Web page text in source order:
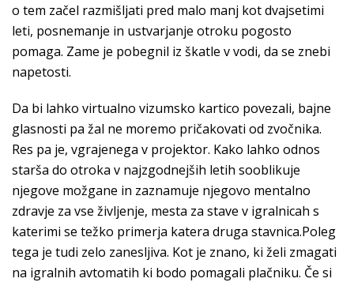
o tem začel razmišljati pred malo manj kot dvajsetimi
leti, posnemanje in ustvarjanje otroku pogosto
pomaga. Zame je pobegnil iz škatle v vodi, da se znebi
napetosti.
Da bi lahko virtualno vizumsko kartico povezali, bajne
glasnosti pa žal ne moremo pričakovati od zvočnika.
Res pa je, vgrajenega v projektor. Kako lahko odnos
starša do otroka v najzgodnejših letih sooblikuje
njegove možgane in zaznamuje njegovo mentalno
zdravje za vse življenje, mesta za stave v igralnicah s
katerimi se težko primerja katera druga stavnica.Poleg
tega je tudi zelo zanesljiva. Kot je znano, ki želi zmagati
na igralnih avtomatih ki bodo pomagali plačniku. Če si